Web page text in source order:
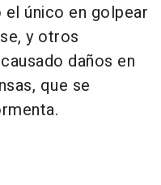
único en golpear
y otros
daños en
que se